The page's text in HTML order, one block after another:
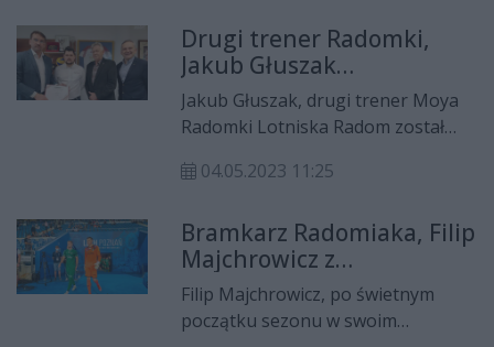
Rywalem będzie Armenia.
Drugi trener Radomki,
Jakub Głuszak
selekcjonerem kadry
Polski U21
Jakub Głuszak, drugi trener Moya
Radomki Lotniska Radom został
kobiet do lat 21.
04.05.2023 11:25
Bramkarz Radomiaka, Filip
Majchrowicz z
powołaniem do
reprezentacji Polski U-21!
Filip Majchrowicz, po świetnym
początku sezonu w swoim